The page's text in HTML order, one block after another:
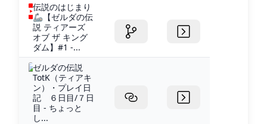
伝説のはじまり
🦾【ゼルダの伝
説 ティアーズ
オブ ザ キング
ダム】#1 -...
ゼルダの伝説
TotK（ティアキ
ン）・プレイ日
記 ６日目/７日
目 - ちょっと
し...